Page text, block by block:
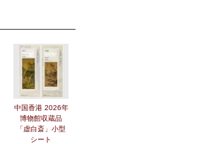
中国香港 2026年
博物館収蔵品
「虚白斎」小型
シート